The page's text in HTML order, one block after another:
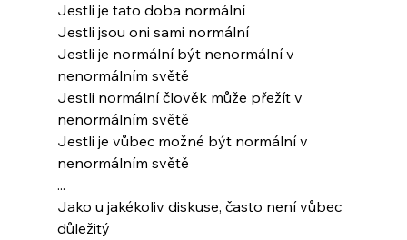
Jestli je tato doba normální
Jestli jsou oni sami normální
Jestli je normální být nenormální v
nenormálním světě
Jestli normální člověk může přežít v
nenormálním světě
Jestli je vůbec možné být normální v
nenormálním světě
...
Jako u jakékoliv diskuse, často není vůbec
důležitý